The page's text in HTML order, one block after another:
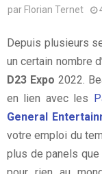
par Florian Ternet
Depuis plusieurs
un certain nombre
D23 Expo 2022.
en lien avec les
General
votre emploi du
plus de panels